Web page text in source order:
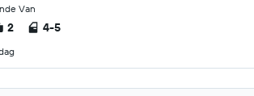
Van
2 4-5